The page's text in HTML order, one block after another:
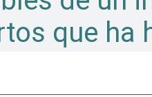
que ha